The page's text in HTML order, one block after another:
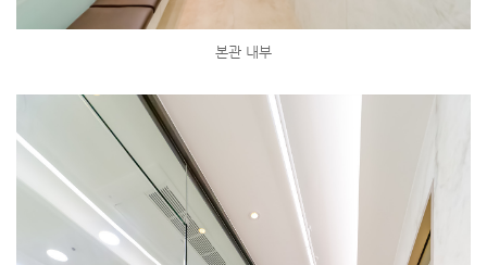
본관 내부